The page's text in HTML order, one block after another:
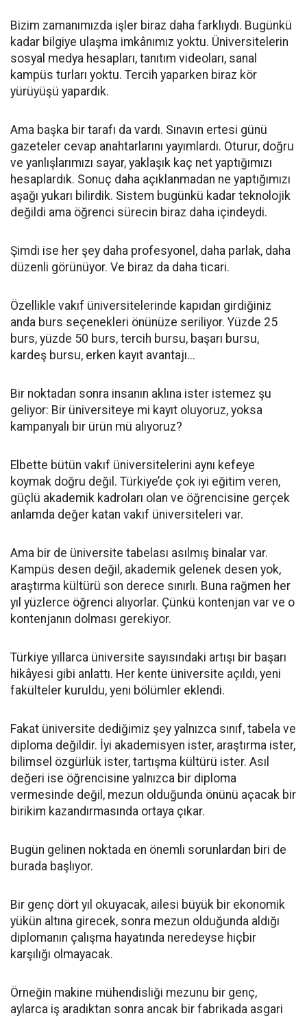
Bizim zamanımızda işler biraz daha farklıydı. Bugünkü
kadar bilgiye ulaşma imkânımız yoktu. Üniversitelerin
sosyal medya hesapları, tanıtım videoları, sanal
kampüs turları yoktu. Tercih yaparken biraz kör
yürüyüşü yapardık.
Ama başka bir tarafı da vardı. Sınavın ertesi günü
gazeteler cevap anahtarlarını yayımlardı. Oturur, doğru
ve yanlışlarımızı sayar, yaklaşık kaç net yaptığımızı
hesaplardık. Sonuç daha açıklanmadan ne yaptığımızı
aşağı yukarı bilirdik. Sistem bugünkü kadar teknolojik
değildi ama öğrenci sürecin biraz daha içindeydi.
Şimdi ise her şey daha profesyonel, daha parlak, daha
düzenli görünüyor. Ve biraz da daha ticari.
Özellikle vakıf üniversitelerinde kapıdan girdiğiniz
anda burs seçenekleri önünüze seriliyor. Yüzde 25
burs, yüzde 50 burs, tercih bursu, başarı bursu,
kardeş bursu, erken kayıt avantajı...
Bir noktadan sonra insanın aklına ister istemez şu
geliyor: Bir üniversiteye mi kayıt oluyoruz, yoksa
kampanyalı bir ürün mü alıyoruz?
Elbette bütün vakıf üniversitelerini aynı kefeye
koymak doğru değil. Türkiye’de çok iyi eğitim veren,
güçlü akademik kadroları olan ve öğrencisine gerçek
anlamda değer katan vakıf üniversiteleri var.
Ama bir de üniversite tabelası asılmış binalar var.
Kampüs desen değil, akademik gelenek desen yok,
araştırma kültürü son derece sınırlı. Buna rağmen her
yıl yüzlerce öğrenci alıyorlar. Çünkü kontenjan var ve o
kontenjanın dolması gerekiyor.
Türkiye yıllarca üniversite sayısındaki artışı bir başarı
hikâyesi gibi anlattı. Her kente üniversite açıldı, yeni
fakülteler kuruldu, yeni bölümler eklendi.
Fakat üniversite dediğimiz şey yalnızca sınıf, tabela ve
diploma değildir. İyi akademisyen ister, araştırma ister,
bilimsel özgürlük ister, tartışma kültürü ister. Asıl
değeri ise öğrencisine yalnızca bir diploma
vermesinde değil, mezun olduğunda önünü açacak bir
birikim kazandırmasında ortaya çıkar.
Bugün gelinen noktada en önemli sorunlardan biri de
burada başlıyor.
Bir genç dört yıl okuyacak, ailesi büyük bir ekonomik
yükün altına girecek, sonra mezun olduğunda aldığı
diplomanın çalışma hayatında neredeyse hiçbir
karşılığı olmayacak.
Örneğin makine mühendisliği mezunu bir genç,
aylarca iş aradıktan sonra ancak bir fabrikada asgari